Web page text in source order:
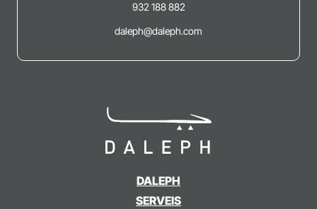
DALEPH
SERVEIS
932 188 882
daleph@daleph.com